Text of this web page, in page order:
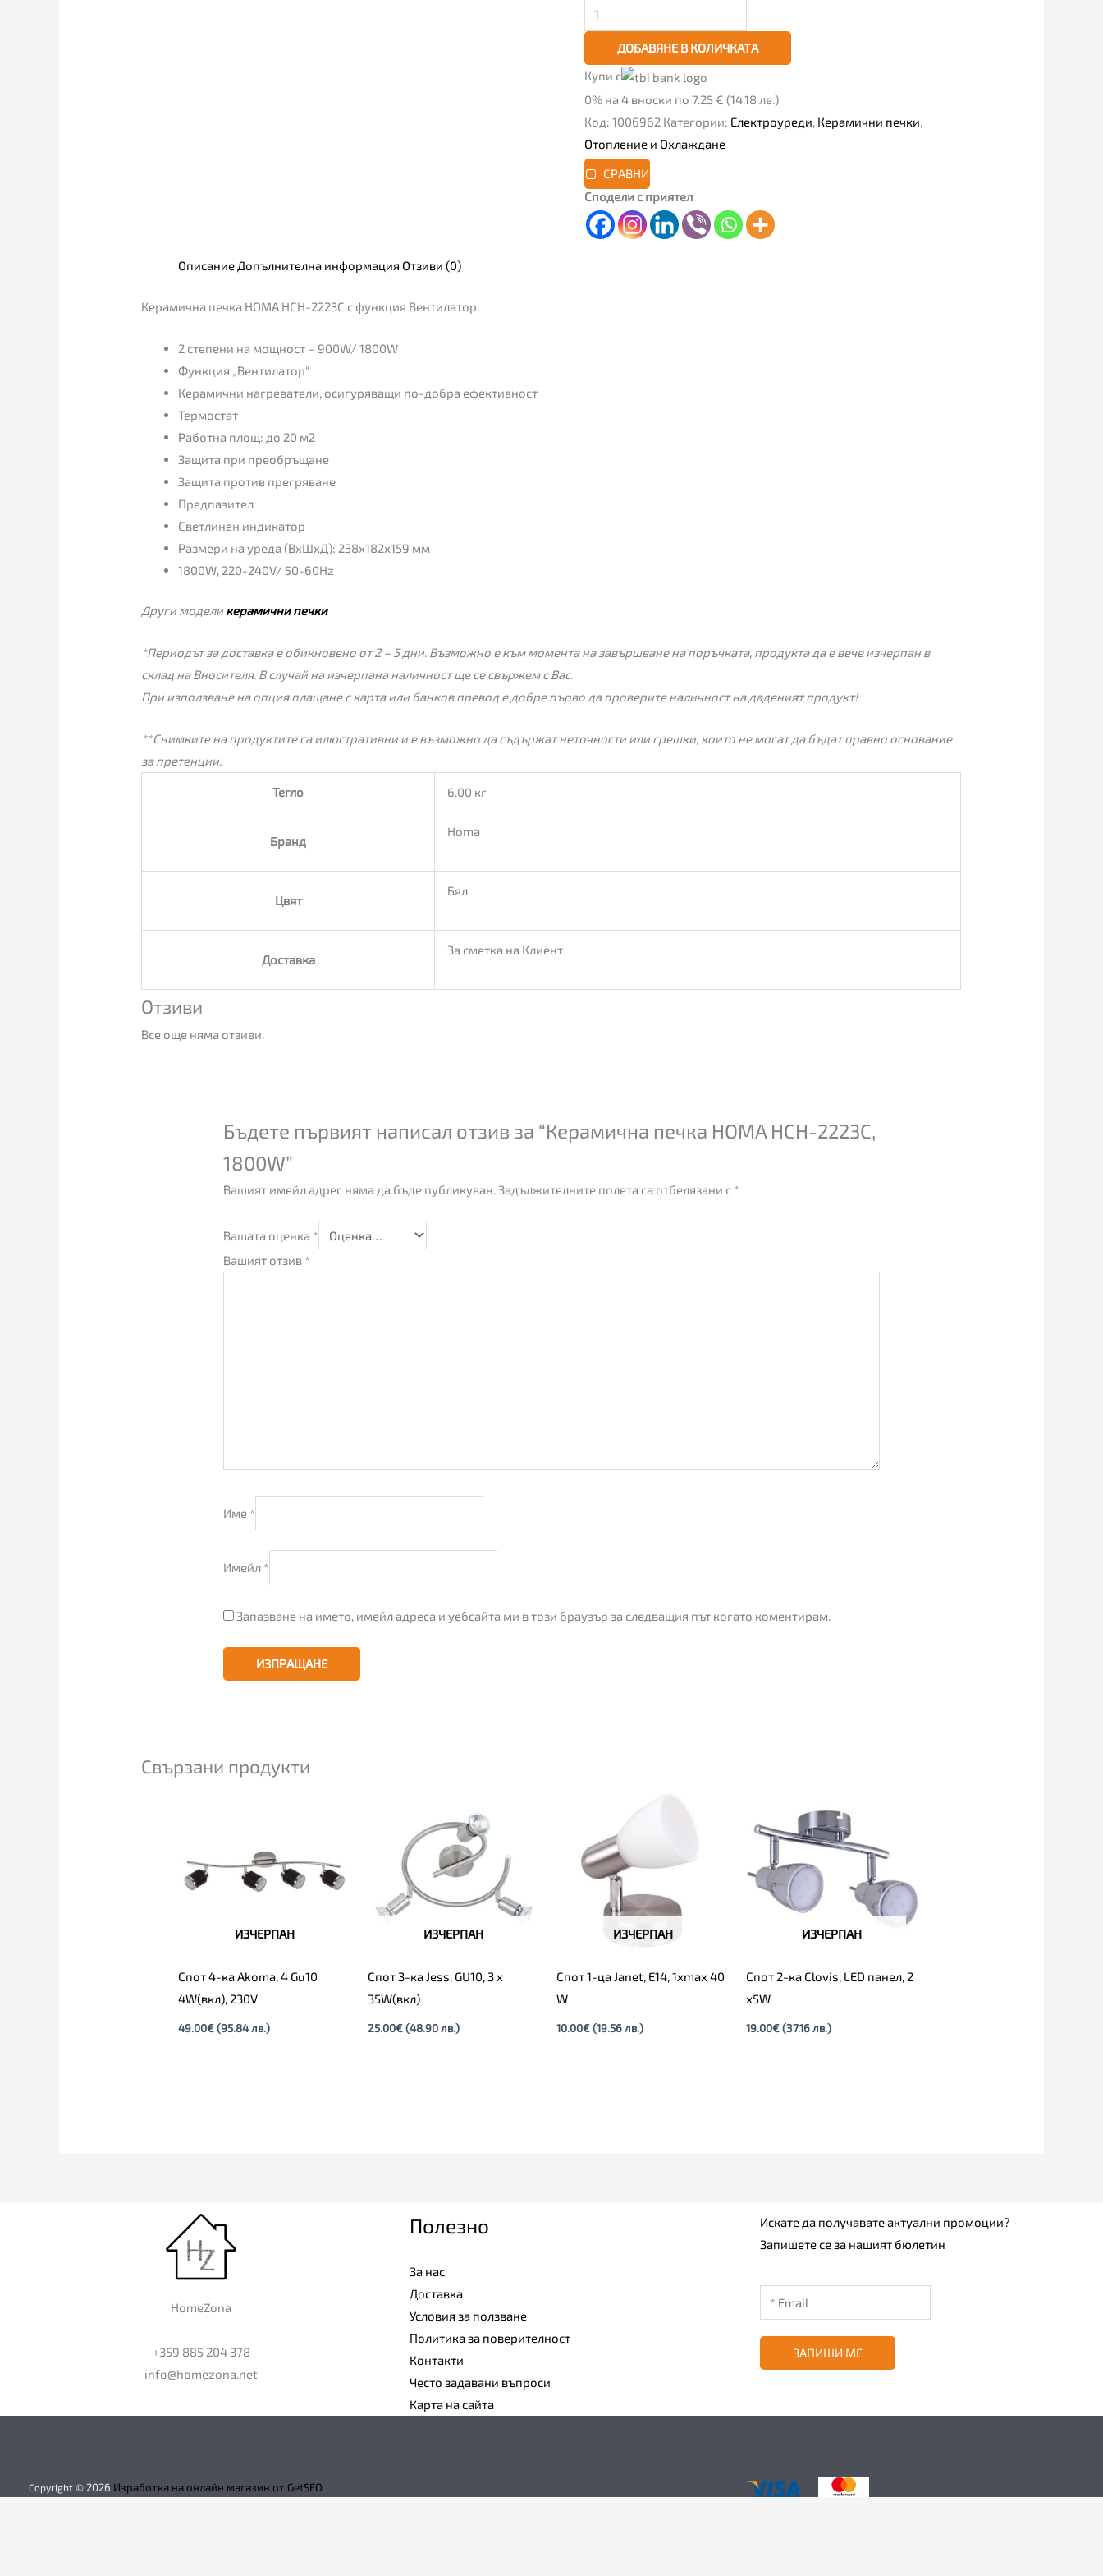
ДОБАВЯНЕ В КОЛИЧКАТА
Купи с
0% на 4 вноски по 7.25 € (14.18 лв.)
Код: 1006962 Категории: Електроуреди, Керамични печки,
Отопление и Охлаждане
СРАВНИ
Сподели с приятел
Описание Допълнителна информация Отзиви (0)
Керамична печка HOMA HCH-2223C с функция Вентилатор.
2 степени на мощност – 900W/ 1800W
Функция „Вентилатор“
Керамични нагреватели, осигуряващи по-добра ефективност
Термостат
Работна площ: до 20 м2
Защита при преобръщане
Защита против прегряване
Предпазител
Светлинен индикатор
Размери на уреда (ВxШxД): 238х182х159 мм
1800W, 220-240V/ 50-60Hz
Други моделикерамични печки
*Периодът за доставка е обикновено от 2 – 5 дни. Възможно е към момента на завършване на поръчката, продукта да е вече изчерпан в
склад на Вносителя. В случай на изчерпана наличност ще се свържем с Вас.
При използване на опция плащане с карта или банков превод е добре първо да проверите наличност на даденият продукт!
**Снимките на продуктите са илюстративни и е възможно да съдържат неточности или грешки, които не могат да бъдат правно основание
за претенции.
Тегло 6.00 кг
Бранд
Homa
Цвят
Бял
Доставка
За сметка на Клиент
Отзиви
Все още няма отзиви.
Бъдете първият написал отзив за “Керамична печка HOMA HCH-2223C,
1800W”
Вашият имейл адрес няма да бъде публикуван. Задължителните полета са отбелязани с *
Вашата оценка *
Вашият отзив *
Име *
Имейл *
Запазване на името, имейл адреса и уебсайта ми в този браузър за следващия път когато коментирам.
Свързани продукти
ИЗЧЕРПАН
Спот 4-ка Akoma, 4 Gu10
4W(вкл), 230V
49.00€(95.84 лв.)
ИЗЧЕРПАН
Спот 3-ка Jess, GU10, 3 x
35W(вкл)
25.00€ (48.90 лв.)
ИЗЧЕРПАН
Спот 1-ца Janet, E14, 1xmax 40
W
10.00€(19.56 лв.)
ИЗЧЕРПАН
Спот 2-ка Clovis, LED панел, 2
х5W
19.00€ (37.16 лв.)
HomeZona
+359 885 204 378
info@homezona.net
Полезно
За нас
Доставка
Условия за ползване
Политика за поверителност
Контакти
Често задавани въпроси
Карта на сайта
Искате да получавате актуални промоции?
Запишете се за нашият бюлетин
ЗАПИШИ МЕ
Copyright © 2026 Изработка на онлайн магазин от GetSEO